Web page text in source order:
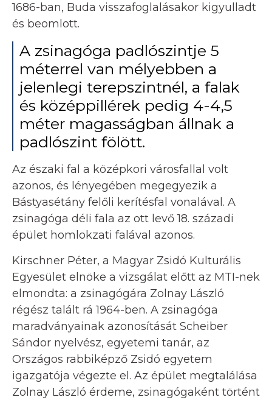
1686-ban, Buda visszafoglalásakor kigyulladt
és beomlott.
A zsinagóga padlószintje 5
méterrel van mélyebben a
jelenlegi terepszintnél, a falak
és középpillérek pedig 4-4,5
méter magasságban állnak a
padlószint fölött.
Az északi fal a középkori városfallal volt
azonos, és lényegében megegyezik a
Bástyasétány felőli kerítésfal vonalával. A
zsinagóga déli fala az ott levő 18. századi
épület homlokzati falával azonos.
Kirschner Péter, a Magyar Zsidó Kulturális
Egyesület elnöke a vizsgálat előtt az MTI-nek
elmondta: a zsinagógára Zolnay László
régész talált rá 1964-ben. A zsinagóga
maradványainak azonosítását Scheiber
Sándor nyelvész, egyetemi tanár, az
Országos rabbiképző Zsidó egyetem
igazgatója végezte el. Az épület megtalálása
Zolnay László érdeme, zsinagógaként történt